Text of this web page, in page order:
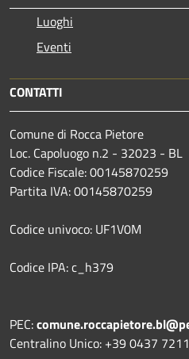
Luoghi
Eventi
CONTATTI
Comune di Rocca Pietore
Loc. Capoluogo n.2 - 32023 - BL
Codice Fiscale: 00145870259
Partita IVA: 00145870259
Codice univoco: UF1V0M
Codice IPA: c_h379
PEC:
Centralino Unico: +39 0437